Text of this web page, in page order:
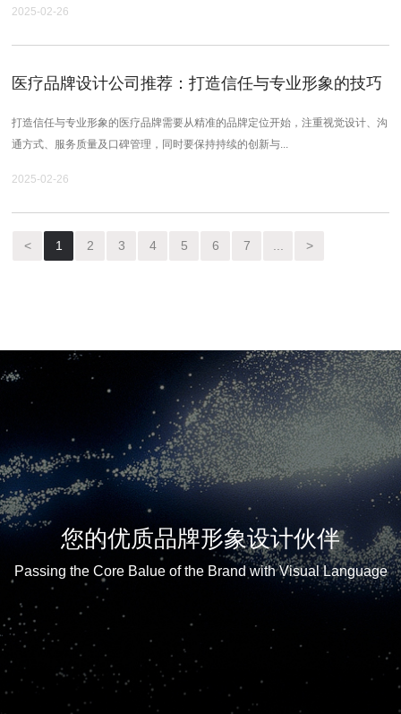
2025-02-26
医疗品牌设计公司推荐：打造信任与专业形象的技巧
打造信任与专业形象的医疗品牌需要从精准的品牌定位开始，注重视觉设计、沟
通方式、服务质量及口碑管理，同时要保持持续的创新与...
2025-02-26
< 1 2 3 4 5 6 7 >
您的优质品牌形象设计伙伴
Passing the Core Balue of the Brand with Visual Language